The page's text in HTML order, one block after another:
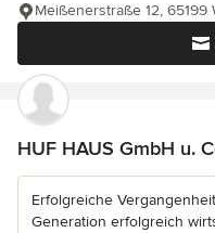
Meißenerstraße 12, 65199
HUF HAUS GmbH u.
Erfolgreiche
Generation erfolgreich